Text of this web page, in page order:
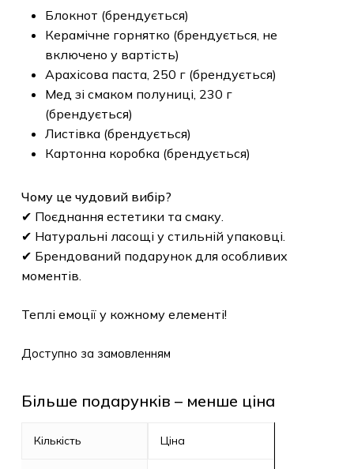
Блокнот (брендується)
Керамічне горнятко (брендується, не
включено у вартість)
Арахісова паста, 250 г (брендується)
Мед зі смаком полуниці, 230 г
(брендується)
Листівка (брендується)
Картонна коробка (брендується)
Чому це чудовий вибір?
✔ Поєднання естетики та смаку.
✔ Натуральні ласощі у стильній упаковці.
✔ Брендований подарунок для особливих
моментів.
Теплі емоції у кожному елементі!
Доступно за замовленням
Більше подарунків – менше ціна
Кількість Ціна